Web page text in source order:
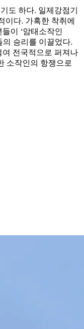
도 하다. 일제강점기
이다. 가혹한 착취에
이 ‘암태소작인
의 승리를 이끌었다.
전국적으로 퍼져나
소작인의 항쟁으로